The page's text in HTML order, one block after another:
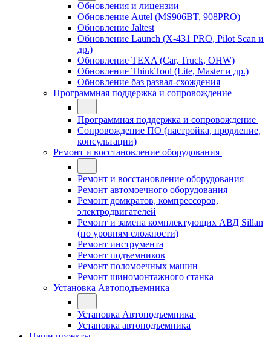
Обновления и лицензии
Обновление Autel (MS906BT, 908PRO)
Обновление Jaltest
Обновление Launch (X-431 PRO, Pilot Scan и
др.)
Обновление TEXA (Car, Truck, OHW)
Обновление ThinkTool (Lite, Master и др.)
Обновление баз развал-схождения
Программная поддержка и сопровождение
Программная поддержка и сопровождение
Сопровождение ПО (настройка, продление,
консультации)
Ремонт и восстановление оборудования
Ремонт и восстановление оборудования
Ремонт автомоечного оборудования
Ремонт домкратов, компрессоров,
электродвигателей
Ремонт и замена комплектующих АВД Sillan
(по уровням сложности)
Ремонт инструмента
Ремонт подъемников
Ремонт поломоечных машин
Ремонт шиномонтажного станка
Установка Автоподъемника
Установка Автоподъемника
Установка автоподъемника